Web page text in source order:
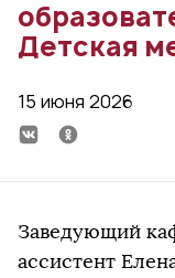
Детская
15 июня 2026
Заведующий
ассистент